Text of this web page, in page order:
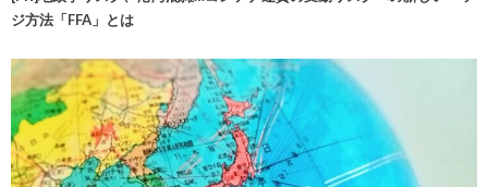
ジ方法「FFA」とは